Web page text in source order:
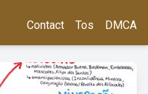
Contact Tos DMCA